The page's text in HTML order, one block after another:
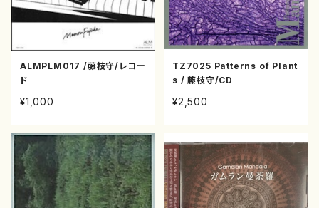
ALMPLM017 /藤枝守/レコー
ド
¥1,000
TZ7025 Patterns of Plant
s / 藤枝守/CD
¥2,500